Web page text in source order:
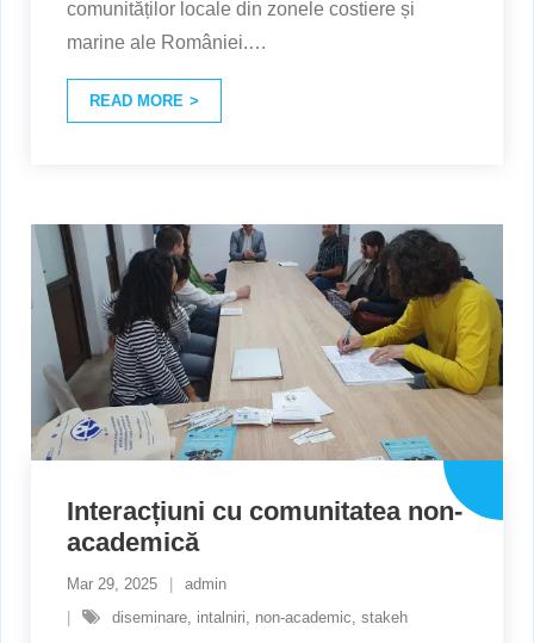
comunităților locale din zonele costiere și
marine ale României.…
READ MORE
Interacțiuni cu comunitatea non-
academică
Mar 29, 2025
admin
diseminare intalniri non-academic stakeh